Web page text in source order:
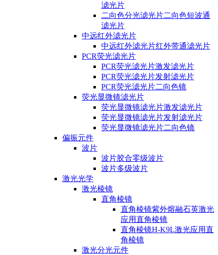
滤光片
二向色分光滤光片二向色短波通
滤光片
中远红外滤光片
中远红外滤光片红外带通滤光片
PCR荧光滤光片
PCR荧光滤光片激发滤光片
PCR荧光滤光片发射滤光片
PCR荧光滤光片二向色镜
荧光显微镜滤光片
荧光显微镜滤光片激发滤光片
荧光显微镜滤光片发射滤光片
荧光显微镜滤光片二向色镜
偏振元件
波片
波片胶合零级波片
波片多级波片
激光光学
激光棱镜
直角棱镜
直角棱镜紫外熔融石英激光
应用直角棱镜
直角棱镜H-K9L激光应用直
角棱镜
激光分光元件